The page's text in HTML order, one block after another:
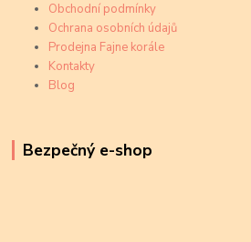
Obchodní podmínky
Ochrana osobních údajů
Prodejna Fajne korále
Kontakty
Blog
Bezpečný e-shop